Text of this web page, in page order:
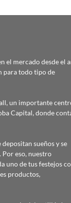
el mercado desde el
para todo tipo de
un importante
Capital, donde
sueños y se
Por eso, nuestro
uno de tus festejos
productos,